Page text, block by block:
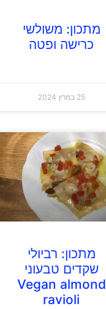
מתכון: משולשי
כרישה ופטה
25 במרץ 2024
מתכון: רביולי
שקדים טבעוני
Vegan almond
ravioli